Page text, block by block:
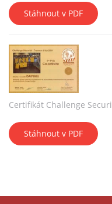
Stáhnout v PDF
Certifikát Challenge
Stáhnout v PDF